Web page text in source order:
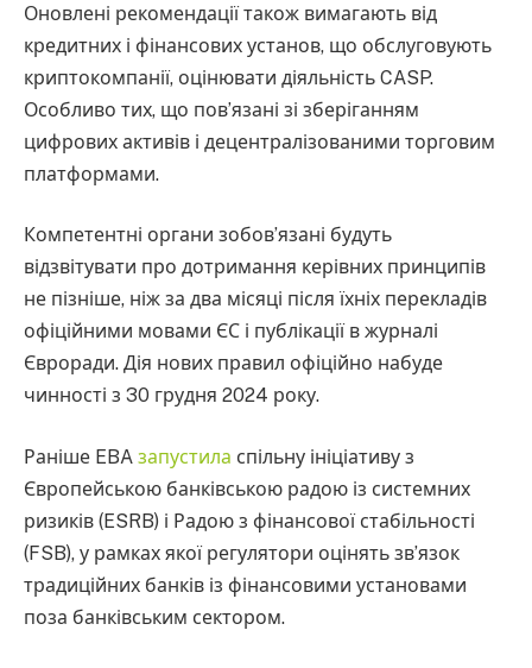
Оновлені рекомендації також вимагають від
кредитних і фінансових установ, що обслуговують
криптокомпанії, оцінювати діяльність CASP.
Особливо тих, що пов’язані зі зберіганням
цифрових активів і децентралізованими торговим
платформами.
Компетентні органи зобов’язані будуть
відзвітувати про дотримання керівних принципів
не пізніше, ніж за два місяці після їхніх перекладів
офіційними мовами ЄС і публікації в журналі
Євроради. Дія нових правил офіційно набуде
чинності з 30 грудня 2024 року.
Раніше EBA запустила спільну ініціативу з
Європейською банківською радою із системних
ризиків (ESRB) і Радою з фінансової стабільності
(FSB), у рамках якої регулятори оцінять зв’язок
традиційних банків із фінансовими установами
поза банківським сектором.